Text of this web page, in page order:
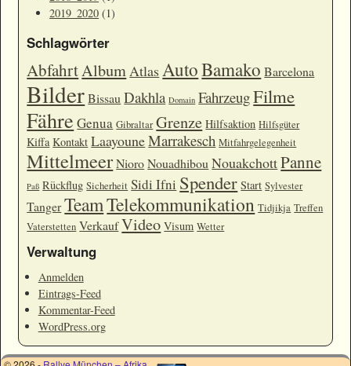
2019_2020 (1)
Schlagwörter
AbfahrtAlbumAtlas AutoBamako Barcelona
Bilder Bissau Dakhla Domain FahrzeugFilme
Fähre Genua Gibraltar Grenze Hilfsaktion Hilfsgüter
Kiffa Kontakt LaayouneMarrakesch Mitfahrgelegenheit
Mittelmeer Nioro Nouadhibou NouakchottPanne
Paß Rückflug Sicherheit Sidi Ifni Spender Start Sylvester
TangerTeamTelekommunikation Tidjikja Treffen
Vaterstetten VerkaufVideo Visum Wetter
Verwaltung
Anmelden
Eintrags-Feed
Kommentar-Feed
WordPress.org